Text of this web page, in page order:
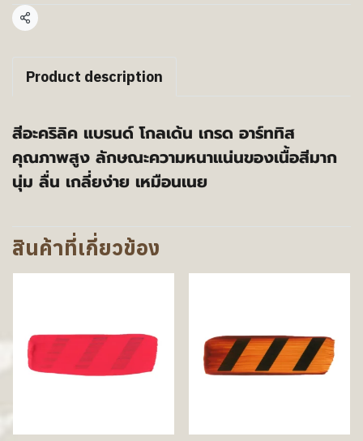
แชร์
Product description
สีอะคริลิค แบรนด์ โกลเด้น เกรด อาร์ททิส
คุณภาพสูง ลักษณะความหนาแน่นของเนื้อสีมาก
นุ่ม ลื่น เกลี่ยง่าย เหมือนเนย
สินค้าที่เกี่ยวข้อง